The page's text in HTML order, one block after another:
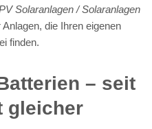
Solaranlagen / Solaranlagen
die Ihren eigenen
finden.
– seit
gleicher